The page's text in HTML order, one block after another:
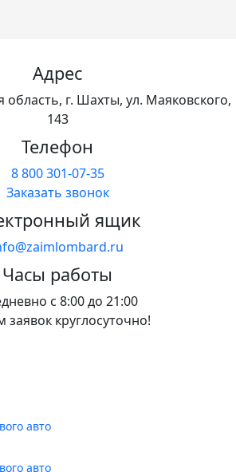
Адрес
область, г. Шахты, ул. Маяковского,
143
Телефон
8 800 301-07-35
Заказать звонок
ящик
Часы работы
с 8:00 до 21:00
заявок круглосуточно!
авто
авто